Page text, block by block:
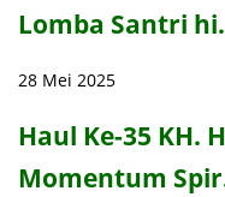
Lomba Santri
28 Mei 2025
Haul Ke-35 KH.
Momentum